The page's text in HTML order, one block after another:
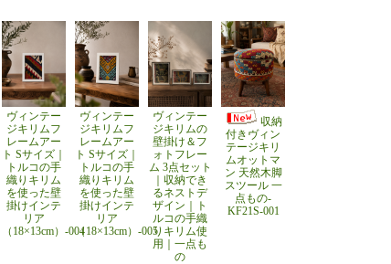
ヴィンテー
ジキリムフ
レームアー
ト Sサイズ｜
トルコの手
織りキリム
を使った壁
掛けインテ
リア
（18×13cm）-004
ヴィンテー
ジキリムフ
レームアー
ト Sサイズ｜
トルコの手
織りキリム
を使った壁
掛けインテ
リア
（18×13cm）-005
ヴィンテー
ジキリムの
壁掛け＆フ
ォトフレー
ム 3点セット
｜収納でき
るネストデ
ザイン｜ト
ルコの手織
りキリム使
用｜一点も
の
収納
付きヴィン
テージキリ
ムオットマ
ン 天然木脚
スツール 一
点もの-
KF21S-001